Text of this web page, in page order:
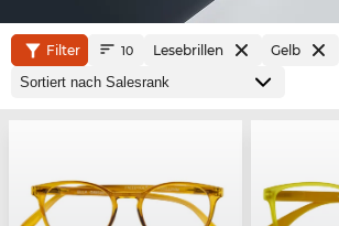
Filter 10 Lesebrillen Gelb